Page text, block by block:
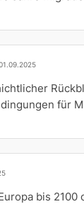
für
bis 2100